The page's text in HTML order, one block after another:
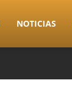
NOTICIAS